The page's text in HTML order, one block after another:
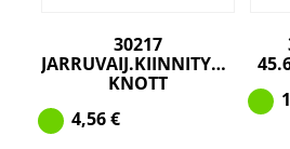
30217
JARRUVAIJ.KIINNITYSPELTI
KNOTT
4,56€